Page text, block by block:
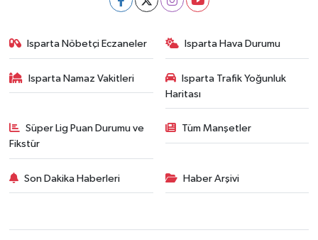
Isparta Nöbetçi Eczaneler Isparta Hava Durumu
Isparta Namaz Vakitleri
Isparta Trafik Yoğunluk
Haritası
Süper Lig Puan Durumu ve
Fikstür
Tüm Manşetler
Son Dakika Haberleri Haber Arşivi